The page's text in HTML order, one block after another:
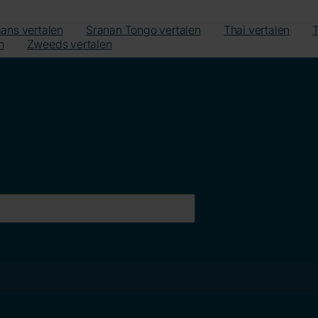
vertalen Sranan Tongo vertalen Thai vertalen
Zweeds vertalen